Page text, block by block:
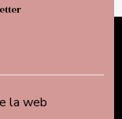
la web